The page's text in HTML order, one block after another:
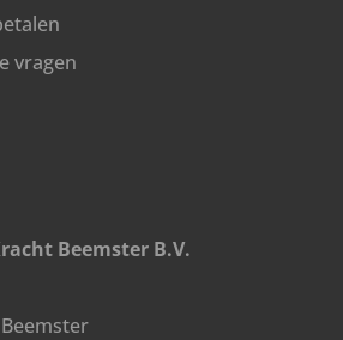
vragen
Beemster B.V.